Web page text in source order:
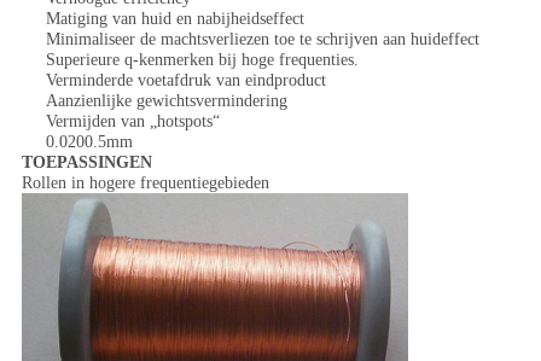
Matiging van huid en nabijheidseffect
Minimaliseer de machtsverliezen toe te schrijven aan huideffect
Superieure q-kenmerken bij hoge frequenties.
Verminderde voetafdruk van eindproduct
Aanzienlijke gewichtsvermindering
Vermijden van „hotspots“
0.0200.5mm
TOEPASSINGEN
Rollen in hogere frequentiegebieden